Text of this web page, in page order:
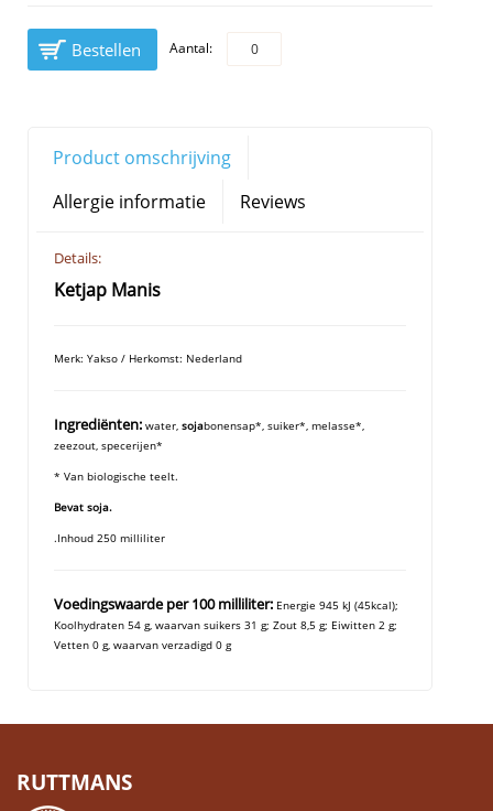
Bestellen Aantal:
Product omschrijving
Allergie informatie
Reviews
Details:
Ketjap Manis
Merk: Yakso / Herkomst: Nederland
Ingrediënten: water, sojabonensap*, suiker*, melasse*,
zeezout, specerijen*
* Van biologische teelt.
Bevat soja.
.Inhoud 250 milliliter
Voedingswaarde per 100 milliliter: Energie 945 kJ (45kcal);
Koolhydraten 54 g, waarvan suikers 31 g; Zout 8,5 g; Eiwitten 2 g;
Vetten 0 g, waarvan verzadigd 0 g
RUTTMANS